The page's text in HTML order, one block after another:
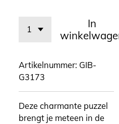
In
Artikelnummer: GIB-
G3173
Deze charmante puzzel
brengt je meteen in de